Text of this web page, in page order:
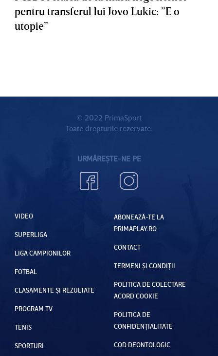
pentru transferul lui Jovo Lukic: ”E o
utopie”
© 2022 PrimaSport
Toate drepturile rezervate.
URMĂREȘTE-NE PE
VIDEO
SUPERLIGA
LIGA CAMPIONILOR
FOTBAL
CLASAMENTE ȘI REZULTATE
PROGRAM TV
TENIS
SPORTURI
ABONEAZĂ-TE LA
PRIMAPLAY.RO
CONTACT
TERMENI ȘI CONDIȚII
POLITICA DE COLECTARE
ACORD COOKIE
POLITICA DE
CONFIDENȚIALITATE
COD DEONTOLOGIC